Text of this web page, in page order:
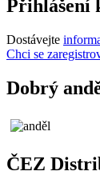
Přihlášení
Dostávejte
Chci se
Dobrý
ČEZ